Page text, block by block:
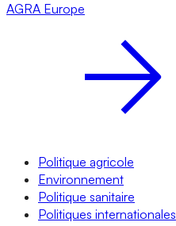
AGRA Europe
Politique agricole
Environnement
Politique sanitaire
Politiques internationales